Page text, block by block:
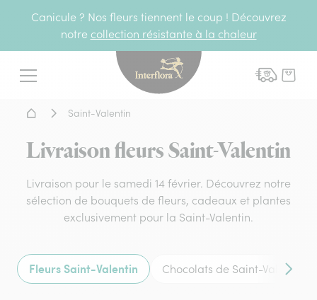
Canicule ? Nos fleurs tiennent le coup ! Découvrez
notre collection résistante à la chaleur
Menu
Interflora - livraison
Accueil - Livraison fleurs
Saint-Valentin
Livraison fleurs Saint-Valentin
Livraison pour le samedi 14 février. Découvrez notre
sélection de bouquets de fleurs, cadeaux et plantes
exclusivement pour la Saint-Valentin.
Fleurs Saint-Valentin Chocolats de Saint-Valentin